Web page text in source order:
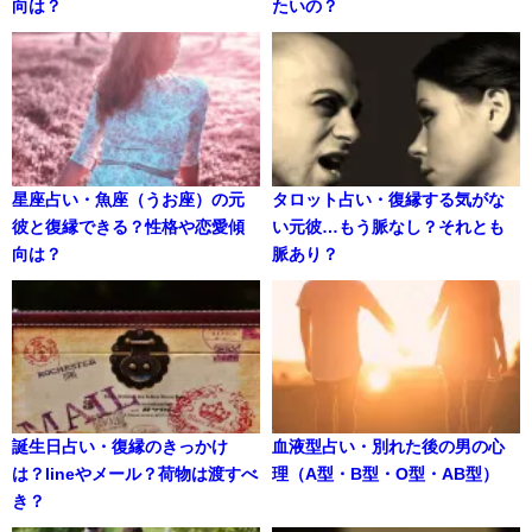
向は？ たいの？
星座占い・魚座（うお座）の元
彼と復縁できる？性格や恋愛傾
向は？
タロット占い・復縁する気がな
い元彼…もう脈なし？それとも
脈あり？
誕生日占い・復縁のきっかけ
は？lineやメール？荷物は渡すべ
き？
血液型占い・別れた後の男の心
理（A型・B型・O型・AB型）